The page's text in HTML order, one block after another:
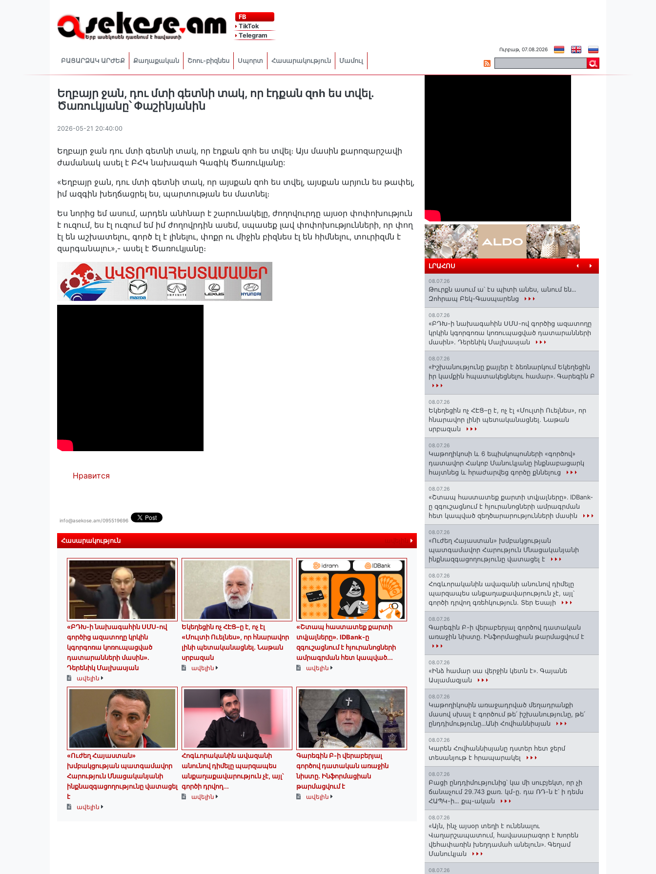
FB
TikTok
Telegram
ԲԱՑԱՐՁԱԿ ԱՐԺԵՔ Քաղաքական Շոու-բիզնես Սպորտ Հասարակություն Մամուլ
Ուրբաթ, 07.08.2026
Եղբայր ջան, դու մտի գետնի տակ, որ էդքան զnh ես տվել․
Ծառուկյանը՝ Փաշինյանին
2026-05-21 20:40:00
Եղբայր ջան դու մտի գետնի տակ, որ էդքան զոհ ես տվել։ Այս մասին քարոզարշավի
ժամանակ ասել է ԲՀԿ նախագահ Գագիկ Ծառուկյանը:
«Եղբայր ջան, դու մտի գետնի տակ, որ այսքան զոհ ես տվել, այսքան արյուն ես թափել,
իմ ազգին խեղճացրել ես, պարտության ես մատնել։
Ես նորից եմ ասում, արդեն անհնար է շարունակելը, ժողովուրդը այսօր փոփոխություն
է ուզում, ես էլ ուզում եմ իմ ժողովրդին ասեմ, սպասեք լավ փոփոխությունների, որ փող
էլ են աշխատելու, գործ էլ է լինելու, փոքր ու միջին բիզնես էլ են հիմնելու, տուրիզմն է
զարգանալու»,- ասել է Ծառուկյանը։
Нравится
info@asekose.am/095519696
Հասարակություն ավելին
«ԲԴԽ-ի նախագահին ՍՄՍ-ով
գործից ազատողը կրկին
կգորգոռա կոռուպացված
դատարանների մասին».
Դերենիկ Մալխասյան
ավելին
Եկեղեցին ոչ ՀԷՑ–ը է, ոչ էլ
«Մուլտի Ուելնես», որ հնարավոր
լինի պետականացնել. Նաթան
սրբազան
ավելին
«Շտապ հաստատեք քարտի
տվյալները»․ IDBank-ը
զգուշացնում է հյուրանոցների
ամրագրման հետ կապված...
ավելին
«Ուժեղ Հայաստան»
խմբակցության պատգամավոր
Հարություն Մնացականյանի
ինքնազգացողությունը վատացել
է
ավելին
Հոգևորականին ավազանի
անունով դիմելը պարզապես
անքաղաքավարություն չէ, այլ՝
գործի դրվող...
ավելին
Գարեգին Բ-ի վերաբերյալ
գործով դատական առաջին
նիստը․ Ինֆորմացիան
թարմացվում է
ավելին
ԼՐԱՀՈՍ
08.07.26
Թուրքն ասում ա՝ էս պիտի անես, անում են․․․
Զոհրապ Բեկ-Գասպարենց
08.07.26
«ԲԴԽ-ի նախագահին ՍՄՍ-ով գործից ազատողը
կրկին կգորգոռա կոռուպացված դատարանների
մասին». Դերենիկ Մալխասյան
08.07.26
«Իշխանությունը քայլեր է ձեռնարկում Եկեղեցին
իր կամքին հպատակեցնելու համար»․ Գարեգին Բ
08.07.26
Եկեղեցին ոչ ՀԷՑ–ը է, ոչ էլ «Մուլտի Ուելնես», որ
հնարավոր լինի պետականացնել. Նաթան
սրբազան
08.07.26
️Կաթողիկոսի և 6 եպիսկոպոսների «գործով»
դատավոր Հակոբ Մանուկյանը ինքնաբացարկ
հայտնեց և հրաժարվեց գործը քննելուց
08.07.26
«Շտապ հաստատեք քարտի տվյալները»․ IDBank-
ը զգուշացնում է հյուրանոցների ամրագրման
հետ կապված զեղծարարությունների մասին
08.07.26
«Ուժեղ Հայաստան» խմբակցության
պատգամավոր Հարություն Մնացականյանի
ինքնազգացողությունը վատացել է
08.07.26
Հոգևորականին ավազանի անունով դիմելը
պարզապես անքաղաքավարություն չէ, այլ՝
գործի դրվող գռեհկություն. Տեր Եսայի
08.07.26
Գարեգին Բ-ի վերաբերյալ գործով դատական
առաջին նիստը․ Ինֆորմացիան թարմացվում է
08.07.26
«Ինձ համար սա վերջին կետն է»․ Գայանե
Ասլամազյան
08.07.26
Կաթողիկոսին առաջադրված մեղադրանքի
մասով սխալ է գործում թե՛ իշխանությունը, թե՛
ընդդիմությունը․․․Անի Հովհաննիսյան
08.07.26
Կարեն Հովհաննիսյանը դստեր հետ ջերմ
տեսանյութ է հրապարակել
08.07.26
Բացի ընդդիմությունից՝ կա մի սուբյեկտ, որ չի
ճանաչում 29.743 քառ. կմ-ը. դա ՌԴ-ն է՝ ի դեմս
ՀԱՊԿ-ի․․. քպ-ական
08.07.26
«Այն, ինչ այսօր տեղի է ունենալու
Վաղարշապատում, հավասարազոր է Խորեն
վեհափառին խեղդամահ անելուն»․ Գեղամ
Մանուկյան
08.07.26